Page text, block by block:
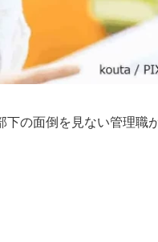
の面倒を見ない管理職